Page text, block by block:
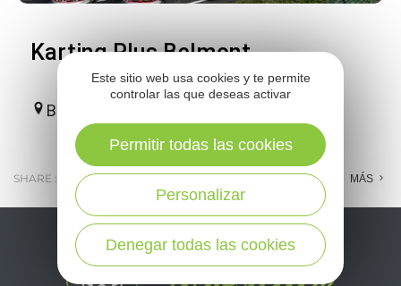
Karting Plus Belmont
Belmont-sur-Rance
SHARE : E-MAIL MESSENGER FACEBOOK MÁS
Este sitio web usa cookies y te permite
controlar las que deseas activar
Denegar todas las cookies
Personalizar
Permitir todas las cookies